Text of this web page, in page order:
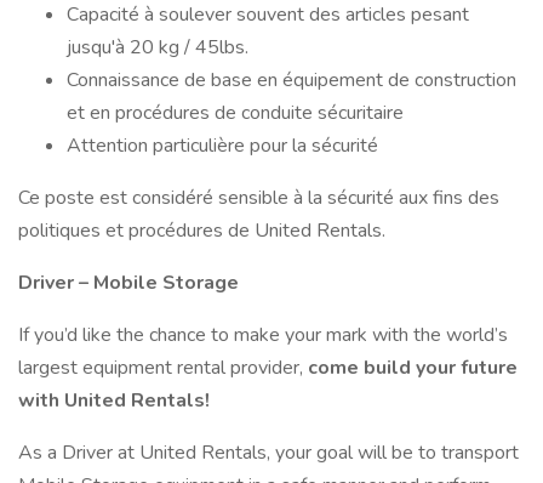
Capacité à soulever souvent des articles pesant
jusqu'à 20 kg / 45lbs.
Connaissance de base en équipement de construction
et en procédures de conduite sécuritaire
Attention particulière pour la sécurité
Ce poste est considéré sensible à la sécurité aux fins des
politiques et procédures de United Rentals.
Driver – Mobile Storage
If you’d like the chance to make your mark with the world’s
largest equipment rental provider, come build your future
with United Rentals!
As a Driver at United Rentals, your goal will be to transport